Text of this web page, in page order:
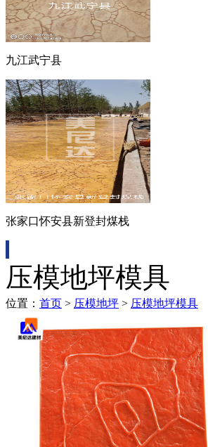
九江武宁县
张家口怀安县新登封煤栈
压模地坪模具
位置： 首页 > 压模地坪 > 压模地坪模具